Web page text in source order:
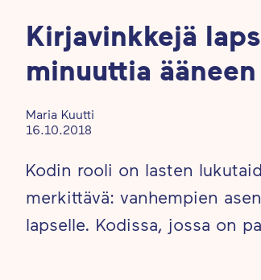
Kirjavinkkejä
minuuttia
Maria Kuutti
16.10.2018
Kodin rooli on lasten
merkittävä: vanhempien
lapselle. Kodissa, jossa on